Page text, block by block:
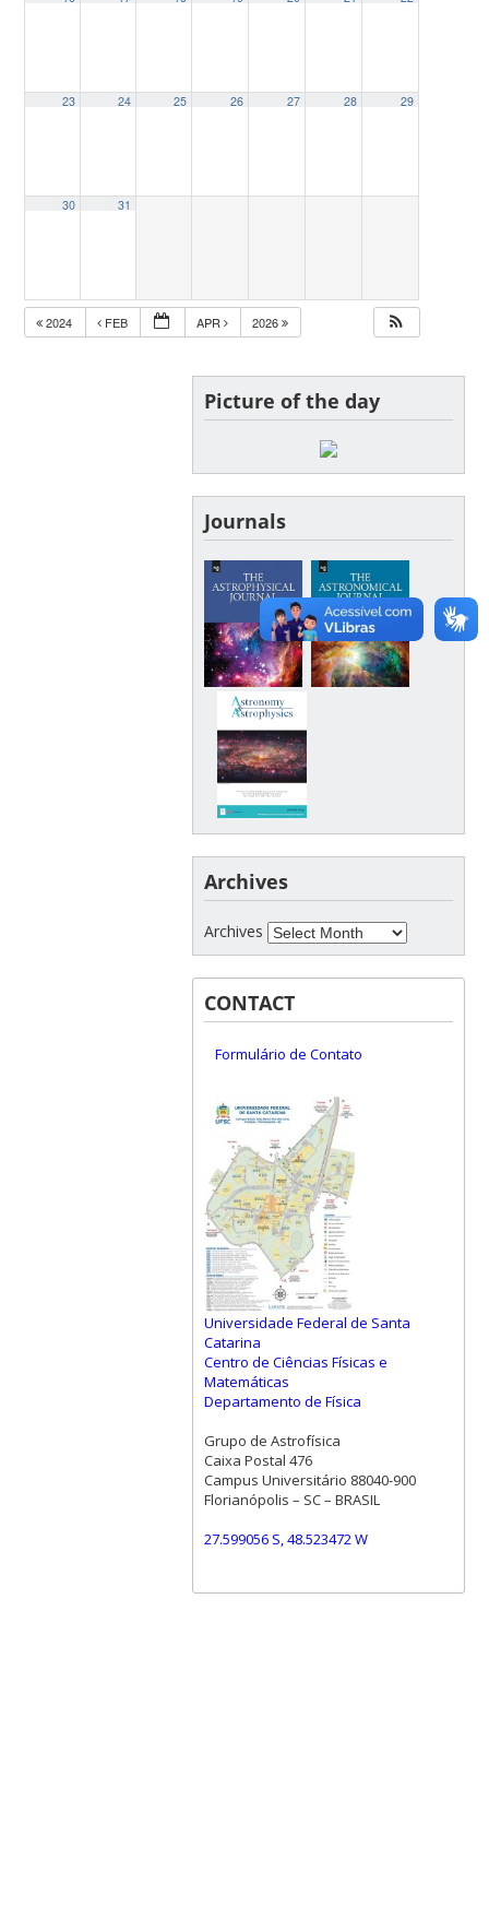
23 24 25 26 27 28 29
30 31
2024 FEB APR 2026
Picture of the day
Journals
Archives
Archives
CONTACT
Formulário de Contato
Universidade Federal de Santa
Catarina
Centro de Ciências Físicas e
Matemáticas
Departamento de Física
Grupo de Astrofísica
Caixa Postal 476
Campus Universitário 88040-900
Florianópolis – SC – BRASIL
27.599056 S, 48.523472 W